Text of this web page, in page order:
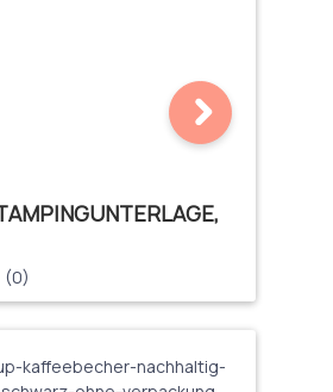
Bewertung von 0 von 5 Sternen
(0)